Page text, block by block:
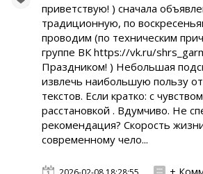
приветствую! ) сначала
традиционную, по
проводим (по техническим
группе ВК https://vk.ru/
Праздником! ) Небольшая
извлечь наибольшую пользу
текстов. Если кратко: с
расстановкой . Вдумчиво. Не
рекомендация? Скорость
современному чело...